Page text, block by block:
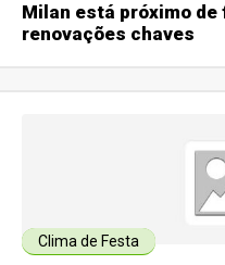
Milan está próximo
renovações chaves
Clima de Festa